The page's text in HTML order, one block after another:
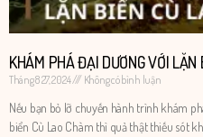
KHÁM PHÁ ĐẠI DƯƠNG VỚI
Tháng 8 27, 2024 Không có bình luận
Nếu bạn bỏ lỡ chuyến hành trình khám
biển Cù Lao Chàm thì quả thật thiếu sót